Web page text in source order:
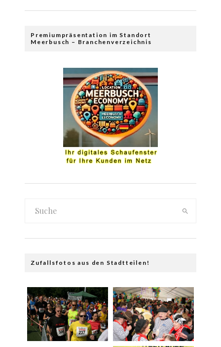
Premiumpräsentation im Standort
Meerbusch – Branchenverzeichnis
Zufallsfotos aus den Stadtteilen!